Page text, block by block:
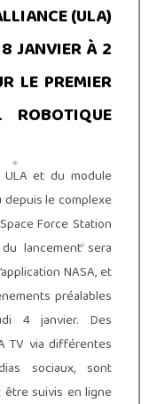
(ULA)
JANVIER À 2
LE PREMIER
ROBOTIQUE
et du module
depuis le complexe
Force Station
lancement sera
NASA, et
préalables
4 janvier. Des
TV via différentes
sociaux, sont
être suivis en ligne